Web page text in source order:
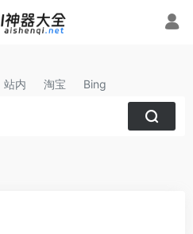
站内 淘宝 Bing